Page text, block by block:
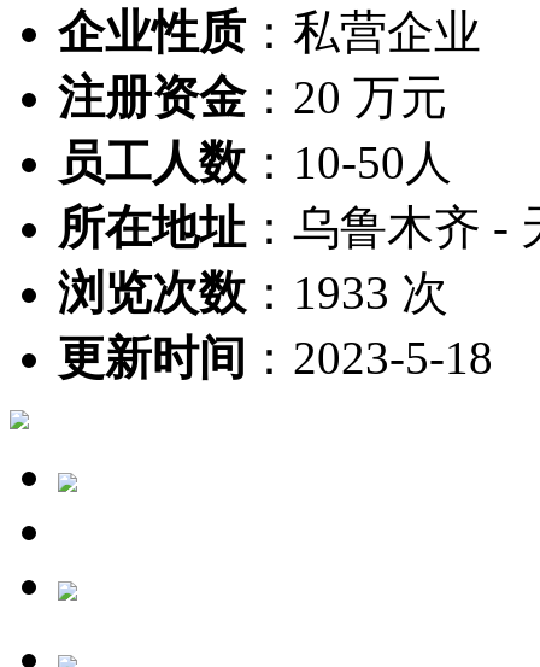
企业性质： 私营企业
注册资金： 20 万元
员工人数 ： 10-50人
所在地址 ： 乌鲁木齐 -
浏览次数 ： 1933 次
更新时间 ： 2023-5-18